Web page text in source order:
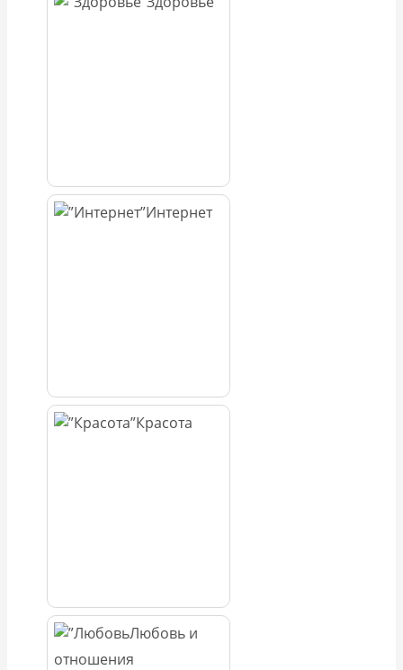
Интернет
Красота
Любовь и
отношения